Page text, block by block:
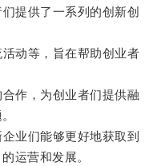
提供了一系列的创新创
动等，旨在帮助创业者
作，为创业者们提供融
业们能够更好地获取到
运营和发展。